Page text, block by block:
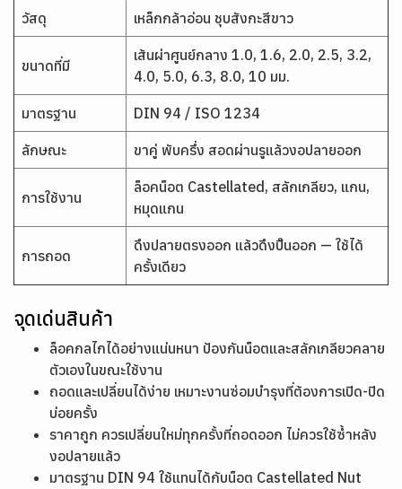
วัสดุ เหล็กกล้าอ่อน ชุบสังกะสีขาว
ขนาดที่มี
เส้นผ่าศูนย์กลาง 1.0, 1.6, 2.0, 2.5, 3.2,
4.0, 5.0, 6.3, 8.0, 10 มม.
มาตรฐาน DIN 94 / ISO 1234
ลักษณะ ขาคู่ พับครึ่ง สอดผ่านรูแล้วงอปลายออก
การใช้งาน
ล็อคน็อต Castellated, สลักเกลียว, แกน,
หมุดแกน
การถอด
ดึงปลายตรงออก แล้วดึงปิ๊นออก — ใช้ได้
ครั้งเดียว
จุดเด่นสินค้า
ล็อคกลไกได้อย่างแน่นหนา ป้องกันน็อตและสลักเกลียวคลาย
ตัวเองในขณะใช้งาน
ถอดและเปลี่ยนได้ง่าย เหมาะงานซ่อมบำรุงที่ต้องการเปิด-ปิด
บ่อยครั้ง
ราคาถูก ควรเปลี่ยนใหม่ทุกครั้งที่ถอดออก ไม่ควรใช้ซ้ำหลัง
งอปลายแล้ว
มาตรฐาน DIN 94 ใช้แทนได้กับน็อต Castellated Nut